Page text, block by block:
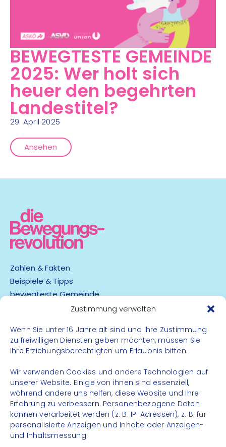
Zustimmung verwalten
Wenn Sie unter 16 Jahre alt sind und Ihre Zustimmung
zu freiwilligen Diensten geben möchten, müssen Sie
Ihre Erziehungsberechtigten um Erlaubnis bitten.
Wir verwenden Cookies und andere Technologien auf
unserer Website. Einige von ihnen sind essenziell,
während andere uns helfen, diese Website und Ihre
Erfahrung zu verbessern. Personenbezogene Daten
können verarbeitet werden (z. B. IP-Adressen), z. B. für
personalisierte Anzeigen und Inhalte oder Anzeigen-
und Inhaltsmessung.
BEWEGTESTE GEMEINDE
2025: Wer holt sich
heuer den begehrten
Landestitel?
29. April 2025
Ansehen
Zahlen & Fakten
Beispiele & Tipps
bewegteste Gemeinde
Barrierefreiheit
Datenschutz
Impressum
Kontakt
FOLGE UNS
Instagram
Facebook